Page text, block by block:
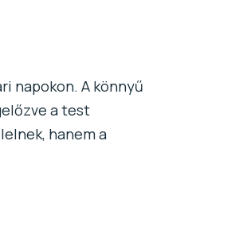
napokon. A könnyű
a test
hanem a